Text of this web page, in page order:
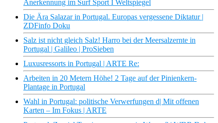
Anerkennung im Surf Sport I Weltspiegel
Die Ära Salazar in Portugal. Europas vergessene Diktatur |
ZDFinfo Doku
Salz ist nicht gleich Salz! Harro bei der Meersalzernte in
Portugal | Galileo | ProSieben
Luxusressorts in Portugal | ARTE Re:
Arbeiten in 20 Metern Höhe! 2 Tage auf der Pinienkern-
Plantage in Portugal
Wahl in Portugal: politische Verwerfungen d| Mit offenen
Karten – Im Fokus | ARTE